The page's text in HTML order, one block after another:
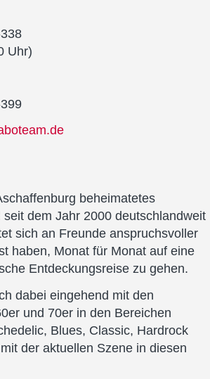
Uhr)
beheimatetes
dem Jahr 2000 deutschlandweit
sich an Freunde anspruchsvoller
haben, Monat für Monat auf eine
Entdeckungsreise zu gehen.
dabei eingehend mit den
und 70er in den Bereichen
Blues, Classic, Hardrock
der aktuellen Szene in diesen